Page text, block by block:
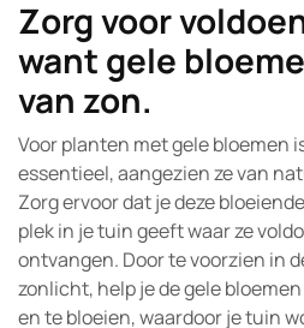
Zorg voor
want gele
van zon.
Voor planten met gele bloemen
essentieel, aangezien ze van
Zorg ervoor dat je deze
plek in je tuin geeft waar ze
ontvangen. Door te voorzien in
zonlicht, help je de gele
en te bloeien, waardoor je tuin